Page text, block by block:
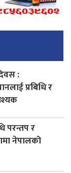
:
प्रबिधि र
परन्तप र
नेपालको